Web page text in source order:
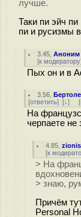
лучше.
Таки пи эйч
пи и русизмы
3.45 ,Аноним
[к модератору
Пых он и в
3.56 ,
[ответить] [↓] [
На
черпаете
4.85 ,
[к
> На
> знаю,
Причём
Personal